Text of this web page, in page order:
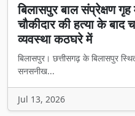
बिलासपुर बाल संप्रेक्षण
चौकीदार की हत्या के बाद
व्यवस्था कठघरे में
बिलासपुर। छत्तीसगढ़ के बिलासपुर
सनसनीख...
Jul 13, 2026